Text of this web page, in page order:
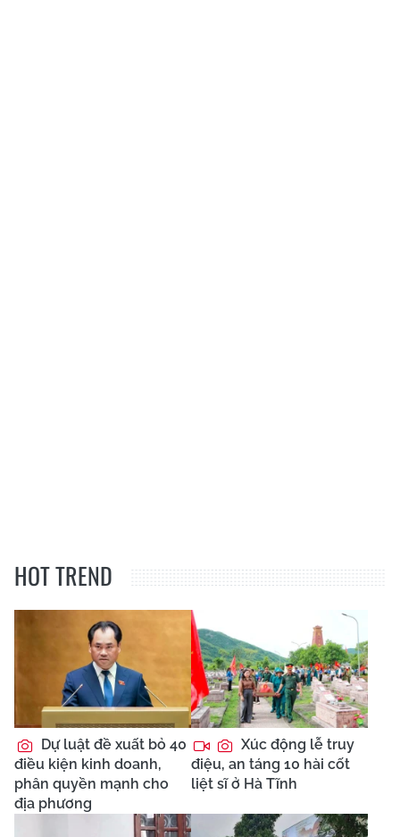
HOT TREND
Dự luật đề xuất bỏ 40
điều kiện kinh doanh,
phân quyền mạnh cho
địa phương
Xúc động lễ truy
điệu, an táng 10 hài cốt
liệt sĩ ở Hà Tĩnh